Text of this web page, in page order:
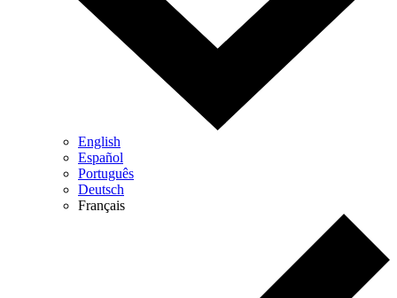
English
Español
Português
Deutsch
Français